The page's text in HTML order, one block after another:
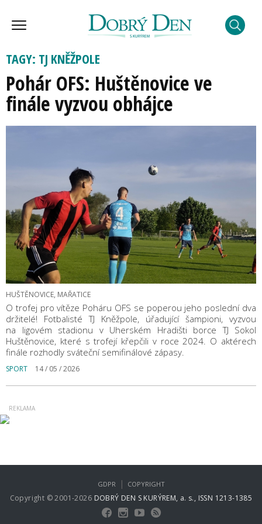
TAGY: TJ KNĚŽPOLE
Pohár OFS: Huštěnovice ve
finále vyzvou obhájce
HUŠTĚNOVICE, MAŘATICE
O trofej pro vítěze Poháru OFS se poperou jeho poslední dva
držitelé! Fotbalisté TJ Kněžpole, úřadující šampioni, vyzvou
na ligovém stadionu v Uherském Hradišti borce TJ Sokol
Huštěnovice, které s trofejí křepčili v roce 2024. O aktérech
finále rozhodly sváteční semifinálové zápasy.
SPORT 14 / 05 / 2026
Copyright © 2001-2026 DOBRÝ DEN S KURÝREM, a. s., ISSN 1213-1385
GDPR | COPYRIGHT